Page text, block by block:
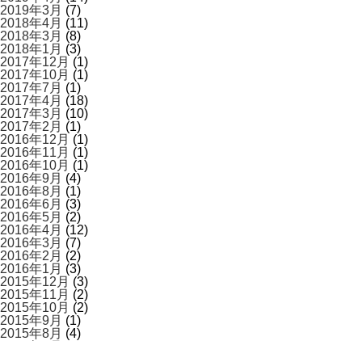
2019年3月 (7)
2018年4月 (11)
2018年3月 (8)
2018年1月 (3)
2017年12月 (1)
2017年10月 (1)
2017年7月 (1)
2017年4月 (18)
2017年3月 (10)
2017年2月 (1)
2016年12月 (1)
2016年11月 (1)
2016年10月 (1)
2016年9月 (4)
2016年8月 (1)
2016年6月 (3)
2016年5月 (2)
2016年4月 (12)
2016年3月 (7)
2016年2月 (2)
2016年1月 (3)
2015年12月 (3)
2015年11月 (2)
2015年10月 (2)
2015年9月 (1)
2015年8月 (4)